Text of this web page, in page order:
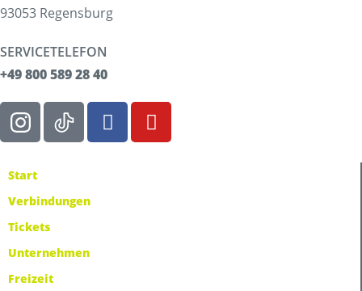
93053 Regensburg
SERVICETELEFON
+49 800 589 28 40
Start
Verbindungen
Tickets
Unternehmen
Freizeit